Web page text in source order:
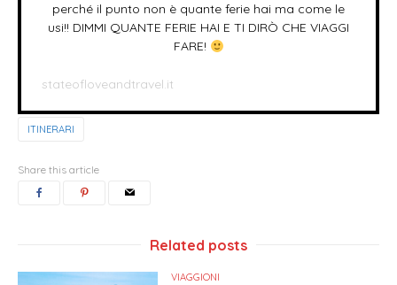
perché il punto non è quante ferie hai ma come le
usi!! DIMMI QUANTE FERIE HAI E TI DIRÒ CHE VIAGGI
FARE!
stateofloveandtravel.it
ITINERARI
Share this article
Related posts
VIAGGIONI